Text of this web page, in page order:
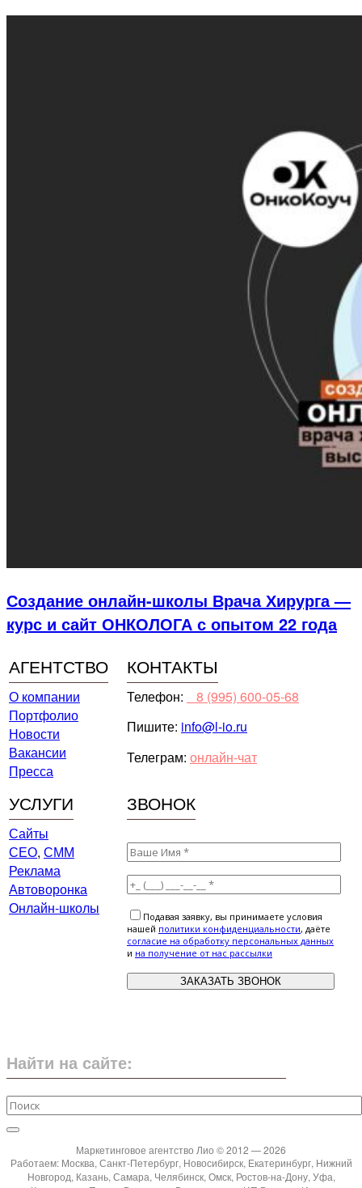
Создание онлайн-школы Врача Хирурга —
курс и сайт ОНКОЛОГА с опытом 22 года
АГЕНТСТВО КОНТАКТЫ
О компании
Портфолио
Новости
Вакансии
Пресса
Телефон:
⠀8 (995) 600-05-68
Пишите: info@l-io.ru
Телеграм: онлайн-чат
УСЛУГИ ЗВОНОК
Сайты
СЕО, СММ
Реклама
Автоворонка
Онлайн-школы
Подавая заявку, вы принимаете условия
нашей политики конфиденциальности, даёте
cогласие на обработку персональных данных
и на получение от нас рассылки
Найти на сайте:
Маркетинговое агентство Лио © 2012 — 2026
Работаем: Москва, Санкт-Петербург, Новосибирск, Екатеринбург, Нижний
Новгород, Казань, Самара, Челябинск, Омск, Ростов-на-Дону, Уфа,